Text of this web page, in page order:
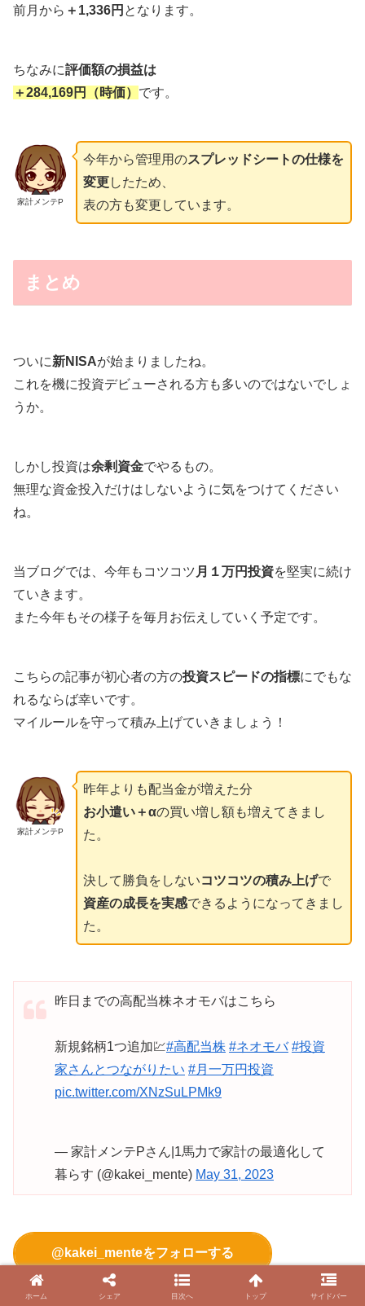
前月から ＋1,336円 となります。
ちなみに評価額の損益は
＋284,169円 （時価） です。
家計メンテP
今年から管理用のスプレッドシートの仕様を
変更したため、
表の方も変更しています。
まとめ
ついに新NISAが始まりましたね。
これを機に投資デビューされる方も多いのではないでしょ
うか。
しかし投資は余剰資金でやるもの。
無理な資金投入だけはしないように気をつけてください
ね。
当ブログでは、今年もコツコツ 月１万円投資を堅実に続け
ていきます。
また今年もその様子を毎月お伝えしていく予定です。
こちらの記事が初心者の方の投資スピードの指標にでもな
れるならば幸いです。
マイルールを守って積み上げていきましょう！
家計メンテP
昨年よりも配当金が増えた分
お小遣い＋αの買い増し額も増えてきまし
た。
決して勝負をしないコツコツの積み上げで
資産の成長を実感できるようになってきまし
た。
昨日までの高配当株ネオモバはこちら
新規銘柄1つ追加💹#高配当株 #ネオモバ #投資
家さんとつながりたい #月一万円投資
pic.twitter.com/XNzSuLPMk9
— 家計メンテPさん|1馬力で家計の最適化して
暮らす (@kakei_mente) May 31, 2023
@kakei_menteをフォローする
ホーム シェア 目次へ トップ サイドバー